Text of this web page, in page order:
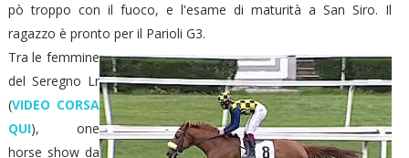
pò troppo con il fuoco, e l'esame di maturità a San Siro. Il
ragazzo è pronto per il Parioli G3.
Tra le femmine
del Seregno Lr
(VIDEO CORSA
QUI), one
horse show da